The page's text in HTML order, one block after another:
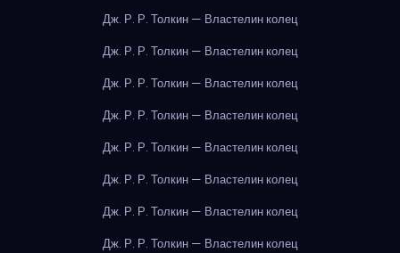
Дж. Р. Р. Толкин — Властелин колец
Дж. Р. Р. Толкин — Властелин колец
Дж. Р. Р. Толкин — Властелин колец
Дж. Р. Р. Толкин — Властелин колец
Дж. Р. Р. Толкин — Властелин колец
Дж. Р. Р. Толкин — Властелин колец
Дж. Р. Р. Толкин — Властелин колец
Дж. Р. Р. Толкин — Властелин колец